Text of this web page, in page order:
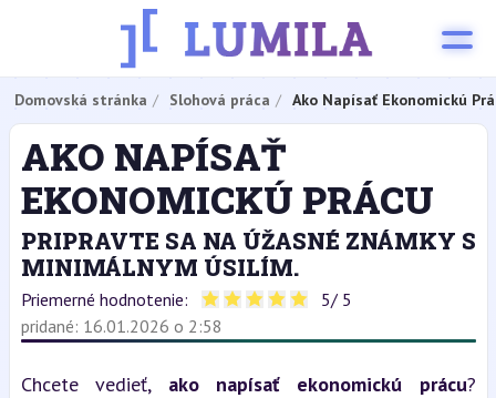
Domovská stránka Slohová práca Ako Napísať Ekonomickú
AKO NAPÍSAŤ
EKONOMICKÚ PRÁCU
PRIPRAVTE SA NA ÚŽASNÉ ZNÁMKY S
MINIMÁLNYM ÚSILÍM.
Priemerné hodnotenie: 5/ 5
pridané: 16.01.2026 o 2:58
Chcete vedieť, ako napísať ekonomickú prácu?